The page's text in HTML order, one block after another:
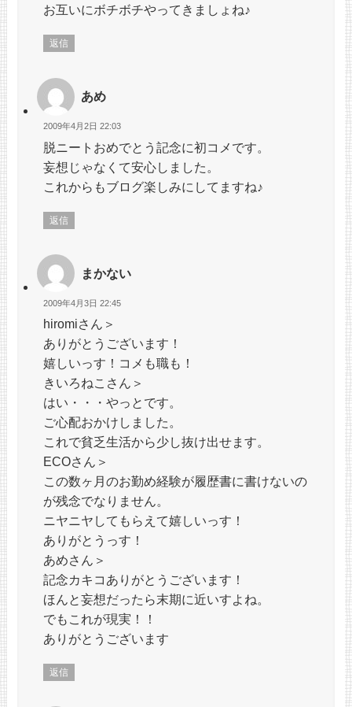
お互いにボチボチやってきましょね♪
返信
あめ
2009年4月2日 22:03
脱ニートおめでとう記念に初コメです。
妄想じゃなくて安心しました。
これからもブログ楽しみにしてますね♪
返信
まかない
2009年4月3日 22:45
hiromiさん＞
ありがとうございます！
嬉しいっす！コメも職も！
きいろねこさん＞
はい・・・やっとです。
ご心配おかけしました。
これで貧乏生活から少し抜け出せます。
ECOさん＞
この数ヶ月のお勤め経験が履歴書に書けないの
が残念でなりません。
ニヤニヤしてもらえて嬉しいっす！
ありがとうっす！
あめさん＞
記念カキコありがとうございます！
ほんと妄想だったら末期に近いすよね。
でもこれが現実！！
ありがとうございます
返信